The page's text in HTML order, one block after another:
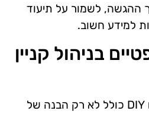
ההגשה, לשמור על תיעוד
למידע חשוב.
בניהול קניין
ניהול קניין רוחני במיזמים DIY כולל לא רק הבנה של